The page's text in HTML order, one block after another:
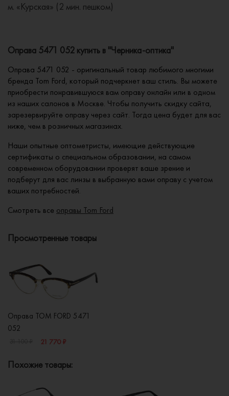
м. «Курская» (2 мин. пешком)
Оправа 5471 052 купить в "Черника-оптика"
Оправа 5471 052 - оригинальный товар любимого многими
бренда Tom Ford, который подчеркнет ваш стиль. Вы можете
приобрести понравившуюся вам оправу онлайн или в одном
из наших салонов в Москве. Чтобы получить скидку сайта,
зарезервируйте оправу через сайт. Тогда цена будет для вас
ниже, чем в розничных магазинах.
Наши опытные оптометристы, имеющие действующие
сертификаты о специальном образовании, на самом
современном оборудовании проверят ваше зрение и
подберут для вас линзы в выбранную вами оправу с учетом
ваших потребностей.
Смотреть все оправы Tom Ford
Просмотренные товары
Оправа TOM FORD 5471
052
21 770 ₽
Похожие товары: